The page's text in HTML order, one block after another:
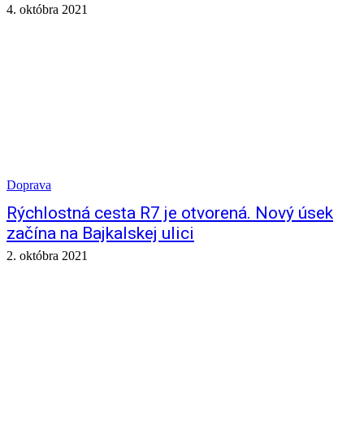
4. októbra 2021
Doprava
Rýchlostná cesta R7 je otvorená. Nový úsek
začína na Bajkalskej ulici
2. októbra 2021